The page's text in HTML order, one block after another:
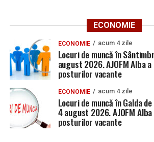
ECONOMIE
ECONOMIE acum 4 zile
Locuri de muncă în
august 2026. AJOFM Alba
posturilor vacante
ECONOMIE acum 4 zile
Locuri de muncă în Galda
4 august 2026. AJOFM
posturilor vacante